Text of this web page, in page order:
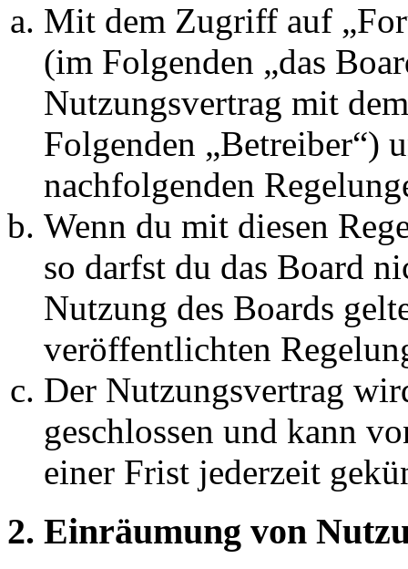
Mit dem Zugriff auf
(im Folgenden „das
Nutzungsvertrag mit
Folgenden „Betreiber“)
nachfolgenden
Wenn du mit diesen
so darfst du das Board
Nutzung des Boards
veröffentlichten
Der Nutzungsvertrag
geschlossen und kann
einer Frist jederzeit
2. Einräumung von